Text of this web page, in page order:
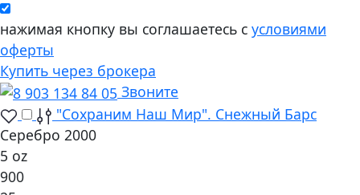
нажимая кнопку вы соглашаетесь с условиями
оферты
Купить через брокера
Звоните
"Сохраним Наш Мир". Снежный Барс
Серебро 2000
5 oz
900